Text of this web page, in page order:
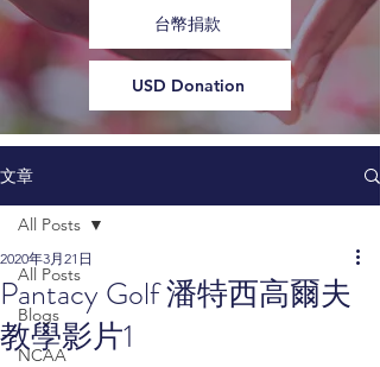
台幣捐款
USD Donation
文章
All Posts
Blogs
NCAA
All Posts
Pantacy Golf 潘特西高爾夫
教學影片1
2020年3月21日